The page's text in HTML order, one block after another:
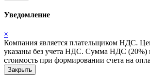
Уведомление
×
Компания является плательщиком НДС.
указаны без учета НДС. Сумма НДС (20%)
стоимость при формировании счета на
Закрыть